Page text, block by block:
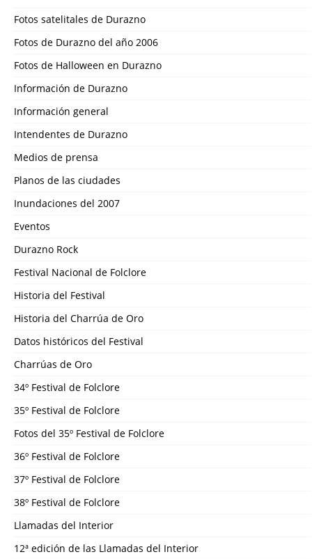
Fotos satelitales de Durazno
Fotos de Durazno del año 2006
Fotos de Halloween en Durazno
Información de Durazno
Información general
Intendentes de Durazno
Medios de prensa
Planos de las ciudades
Inundaciones del 2007
Eventos
Durazno Rock
Festival Nacional de Folclore
Historia del Festival
Historia del Charrúa de Oro
Datos históricos del Festival
Charrúas de Oro
34º Festival de Folclore
35º Festival de Folclore
Fotos del 35º Festival de Folclore
36º Festival de Folclore
37º Festival de Folclore
38º Festival de Folclore
Llamadas del Interior
12ª edición de las Llamadas del Interior